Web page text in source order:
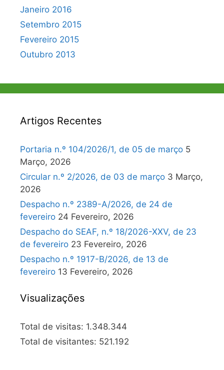
Janeiro 2016
Setembro 2015
Fevereiro 2015
Outubro 2013
Artigos Recentes
Portaria n.º 104/2026/1, de 05 de março 5
Março, 2026
Circular n.º 2/2026, de 03 de março 3 Março,
2026
Despacho n.º 2389-A/2026, de 24 de
fevereiro 24 Fevereiro, 2026
Despacho do SEAF, n.º 18/2026-XXV, de 23
de fevereiro 23 Fevereiro, 2026
Despacho n.º 1917-B/2026, de 13 de
fevereiro 13 Fevereiro, 2026
Visualizações
Total de visitas: 1.348.344
Total de visitantes: 521.192